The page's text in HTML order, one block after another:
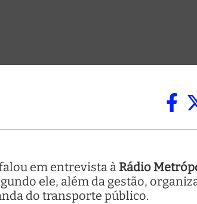
em entrevista à Rádio
ele, além da gestão,
do transporte público.